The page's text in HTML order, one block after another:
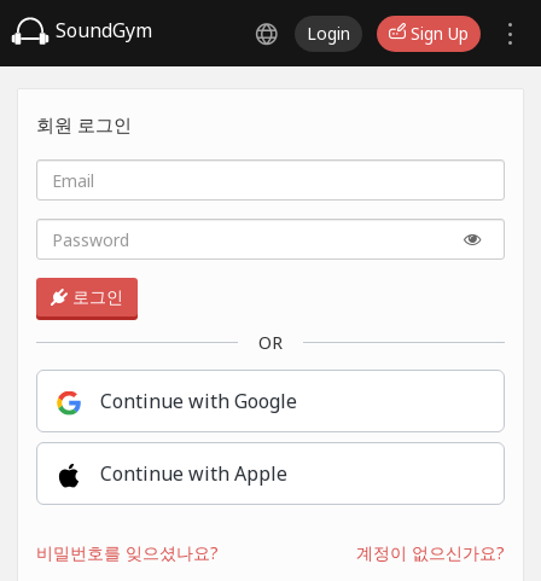
SoundGym Login Sign Up
회원 로그인
로그인
OR
Continue with Google
Continue with Apple
비밀번호를 잊으셨나요? 계정이 없으신가요?